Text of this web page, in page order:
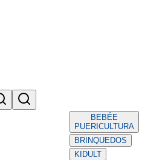
BEBÉE
PUERICULTURA
BRINQUEDOS
KIDULT